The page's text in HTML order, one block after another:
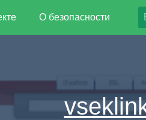
О безопасности